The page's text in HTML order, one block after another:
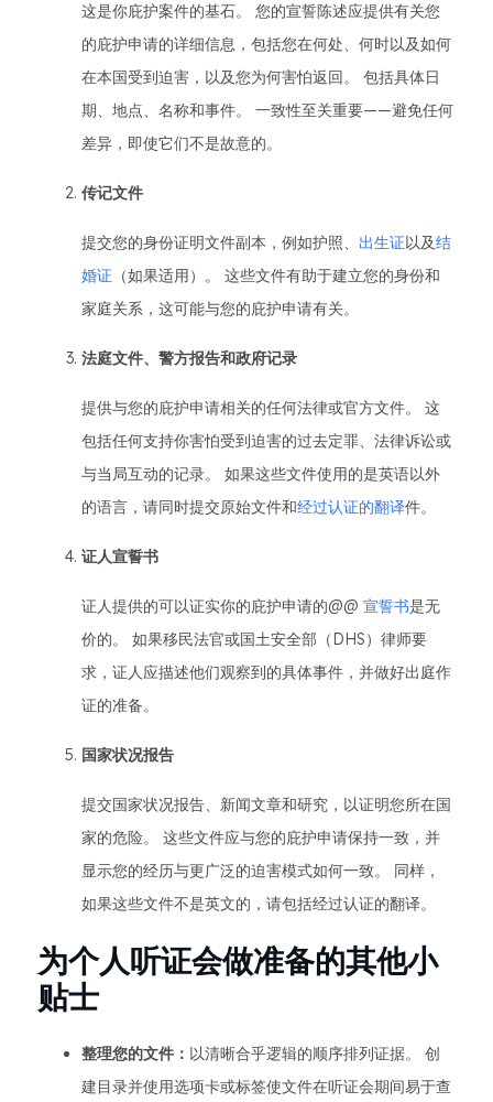
这是你庇护案件的基石。 您的宣誓陈述应提供有关您
的庇护申请的详细信息，包括您在何处、何时以及如何
在本国受到迫害，以及您为何害怕返回。 包括具体日
期、地点、名称和事件。 一致性至关重要——避免任何
差异，即使它们不是故意的。
传记文件
提交您的身份证明文件副本，例如护照、 出生证以及结
婚证 （如果适用）。 这些文件有助于建立您的身份和
家庭关系，这可能与您的庇护申请有关。
法庭文件、警方报告和政府记录
提供与您的庇护申请相关的任何法律或官方文件。 这
包括任何支持你害怕受到迫害的过去定罪、法律诉讼或
与当局互动的记录。 如果这些文件使用的是英语以外
的语言，请同时提交原始文件和经过认证的翻译件。
证人宣誓书
证人提供的可以证实你的庇护申请的@@ 宣誓书是无
价的。 如果移民法官或国土安全部（DHS）律师要
求，证人应描述他们观察到的具体事件，并做好出庭作
证的准备。
国家状况报告
提交国家状况报告、新闻文章和研究，以证明您所在国
家的危险。 这些文件应与您的庇护申请保持一致，并
显示您的经历与更广泛的迫害模式如何一致。 同样，
如果这些文件不是英文的，请包括经过认证的翻译。
为个人听证会做准备的其他小
贴士
整理您的文件： 以清晰合乎逻辑的顺序排列证据。 创
建目录并使用选项卡或标签使文件在听证会期间易于查